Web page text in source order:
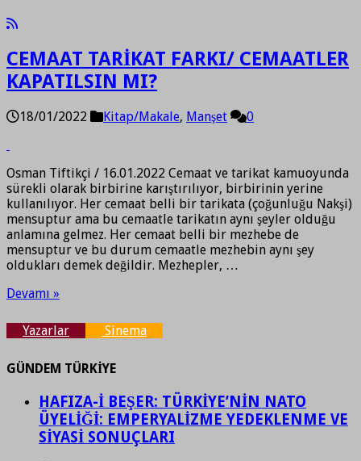
CEMAAT TARİKAT FARKI/ CEMAATLER
KAPATILSIN MI?
18/01/2022 Kitap/Makale, Manşet 0
Osman Tiftikçi / 16.01.2022 Cemaat ve tarikat kamuoyunda
sürekli olarak birbirine karıştırılıyor, birbirinin yerine
kullanılıyor. Her cemaat belli bir tarikata (çoğunluğu Nakşi)
mensuptur ama bu cemaatle tarikatın aynı şeyler olduğu
anlamına gelmez. Her cemaat belli bir mezhebe de
mensuptur ve bu durum cemaatle mezhebin aynı şey
oldukları demek değildir. Mezhepler, …
Devamı »
Yazarlar Sinema
GÜNDEM TÜRKİYE
HAFIZA-İ BEŞER: TÜRKİYE’NİN NATO
ÜYELİĞİ: EMPERYALİZME YEDEKLENME VE
SİYASİ SONUÇLARI